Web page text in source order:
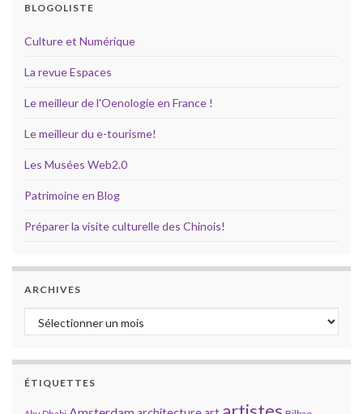
BLOGOLISTE
Culture et Numérique
La revue Espaces
Le meilleur de l'Oenologie en France !
Le meilleur du e-tourisme!
Les Musées Web2.0
Patrimoine en Blog
Préparer la visite culturelle des Chinois!
ARCHIVES
Archives
ÉTIQUETTES